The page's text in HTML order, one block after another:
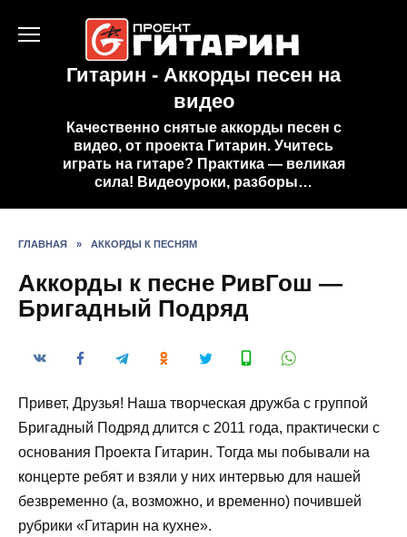
Гитарин - Аккорды песен на
видео
Качественно снятые аккорды песен с
видео, от проекта Гитарин. Учитесь
играть на гитаре? Практика — великая
сила! Видеоуроки, разборы…
ГЛАВНАЯ » АККОРДЫ К ПЕСНЯМ
Аккорды к песне РивГош —
Бригадный Подряд
Привет, Друзья! Наша творческая дружба с группой
Бригадный Подряд длится с 2011 года, практически с
основания Проекта Гитарин. Тогда мы побывали на
концерте ребят и взяли у них интервью для нашей
безвременно (а, возможно, и временно) почившей
рубрики «Гитарин на кухне».